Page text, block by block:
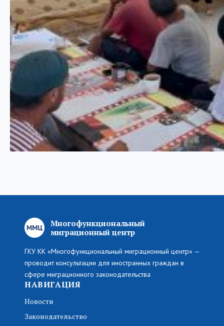
Многофункциональный
миграционный центр
ГКУ КК «Многофункциональный миграционный центр» —
проводит консультации для иностранных граждан в
сфере миграционного законодательства
НАВИГАЦИЯ
Новости
Законодательство